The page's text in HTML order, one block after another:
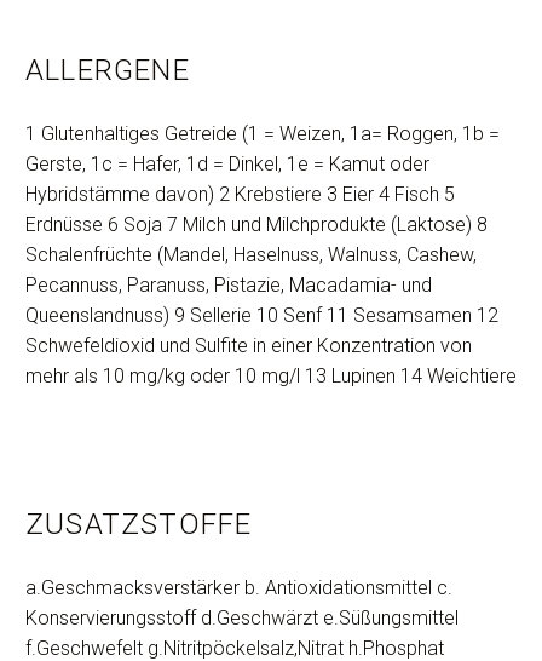
ALLERGENE
1 Glutenhaltiges Getreide (1 = Weizen, 1a= Roggen, 1b =
Gerste, 1c = Hafer, 1d = Dinkel, 1e = Kamut oder
Hybridstämme davon) 2 Krebstiere 3 Eier 4 Fisch 5
Erdnüsse 6 Soja 7 Milch und Milchprodukte (Laktose) 8
Schalenfrüchte (Mandel, Haselnuss, Walnuss, Cashew,
Pecannuss, Paranuss, Pistazie, Macadamia- und
Queenslandnuss) 9 Sellerie 10 Senf 11 Sesamsamen 12
Schwefeldioxid und Sulfite in einer Konzentration von
mehr als 10 mg/kg oder 10 mg/l 13 Lupinen 14 Weichtiere
ZUSATZSTOFFE
a.Geschmacksverstärker b. Antioxidationsmittel c.
Konservierungsstoff d.Geschwärzt e.Süßungsmittel
f.Geschwefelt g.Nitritpöckelsalz,Nitrat h.Phosphat